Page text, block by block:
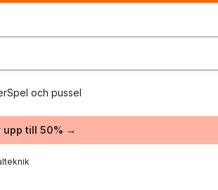
Spel och pussel
upp till 50% →